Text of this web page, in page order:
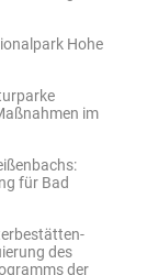
Hohe
im
für Bad
des
der